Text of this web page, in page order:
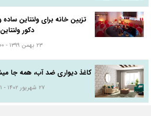
تزیین خانه برای ولنتاین
دکور ولنتاین
۲۳ بهمن ۱۳۹۹ - ۰۸:۰۰
کاغذ دیواری ضد آب، همه جا
۲۷ شهریور ۱۴۰۲ - ۲۲:۳۱